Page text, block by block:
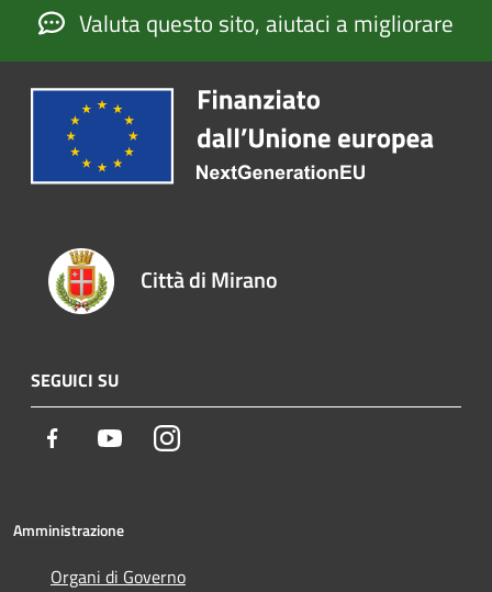
Valuta questo sito, aiutaci a migliorare
Città di Mirano
SEGUICI SU
Facebook YoutubeInstagram
Amministrazione
Organi di Governo